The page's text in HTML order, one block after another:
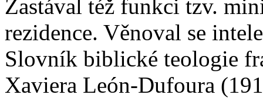
Zastával též funkci tzv.
rezidence. Věnoval se
Slovník biblické teologie
Xaviera León-Dufoura